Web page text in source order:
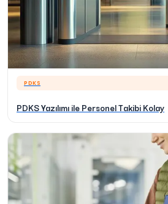
PDKS
PDKS Yazılımı ile Personel Takibi Kolay